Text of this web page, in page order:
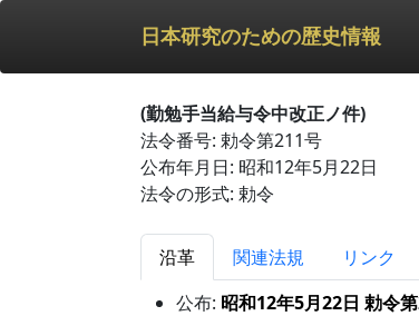
日本研究のための歴史情報
(勤勉手当給与令中改正ノ件)
法令番号: 勅令第211号
公布年月日: 昭和12年5月22日
法令の形式: 勅令
沿革 関連法規
リンク
公布: 昭和12年5月22日 勅令